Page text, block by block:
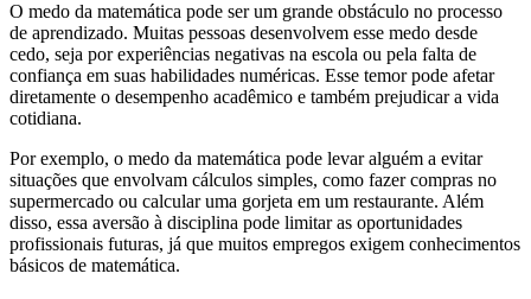
O medo da matemática pode ser um grande obstáculo no processo
de aprendizado. Muitas pessoas desenvolvem esse medo desde
cedo, seja por experiências negativas na escola ou pela falta de
confiança em suas habilidades numéricas. Esse temor pode afetar
diretamente o desempenho acadêmico e também prejudicar a vida
cotidiana.
Por exemplo, o medo da matemática pode levar alguém a evitar
situações que envolvam cálculos simples, como fazer compras no
supermercado ou calcular uma gorjeta em um restaurante. Além
disso, essa aversão à disciplina pode limitar as oportunidades
profissionais futuras, já que muitos empregos exigem conhecimentos
básicos de matemática.